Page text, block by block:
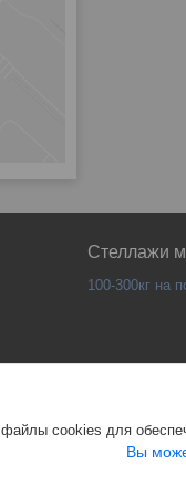
Стеллажи
100-300кг на
cookies для
Вы